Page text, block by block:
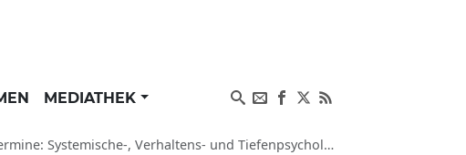
MEDIATHEK
, Verhaltens- und Tiefenpsychologische Therapie